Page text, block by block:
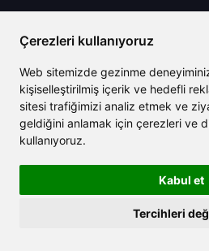
Çerezleri kullanıyoruz
Web sitemizde gezinme
kişiselleştirilmiş içerik ve hedefli
sitesi trafiğimizi analiz etmek ve
geldiğini anlamak için çerezleri ve
kullanıyoruz.
Kabul et
Tercihleri
Gizlilik
Yapay zeka
Yapay Zekâ
Yapay Zeka
Yapay Zeka
Yapay Zeka